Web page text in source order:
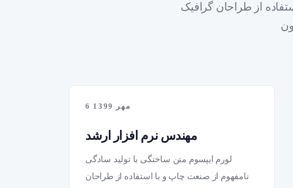
از طراحان گرافیک
6 مهر 1399
مهندس نرم افزار ارشد
لورم ایپسوم متن ساختگی با تولید سادگی
نامفهوم از صنعت چاپ و با استفاده از طراحان